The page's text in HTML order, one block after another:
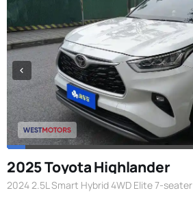
2025 Toyota Highlander
2024 2.5L Smart Hybrid 4WD Elite 7-seater